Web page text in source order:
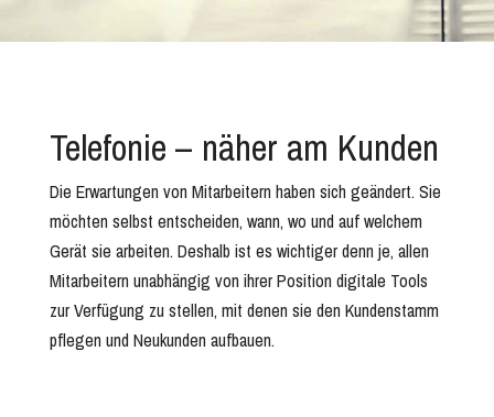
Telefonie – näher am Kunden
Die Erwartungen von Mitarbeitern haben sich geändert. Sie
möchten selbst entscheiden, wann, wo und auf welchem
Gerät sie arbeiten. Deshalb ist es wichtiger denn je, allen
Mitarbeitern unabhängig von ihrer Position digitale Tools
zur Verfügung zu stellen, mit denen sie den Kundenstamm
pflegen und Neukunden aufbauen.